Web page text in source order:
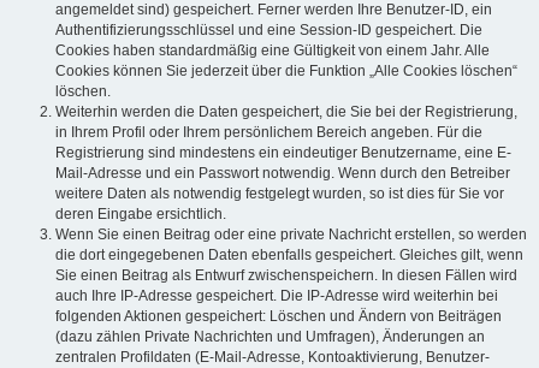
angemeldet sind) gespeichert. Ferner werden Ihre Benutzer-ID, ein
Authentifizierungsschlüssel und eine Session-ID gespeichert. Die
Cookies haben standardmäßig eine Gültigkeit von einem Jahr. Alle
Cookies können Sie jederzeit über die Funktion „Alle Cookies löschen“
löschen.
Weiterhin werden die Daten gespeichert, die Sie bei der Registrierung,
in Ihrem Profil oder Ihrem persönlichem Bereich angeben. Für die
Registrierung sind mindestens ein eindeutiger Benutzername, eine E-
Mail-Adresse und ein Passwort notwendig. Wenn durch den Betreiber
weitere Daten als notwendig festgelegt wurden, so ist dies für Sie vor
deren Eingabe ersichtlich.
Wenn Sie einen Beitrag oder eine private Nachricht erstellen, so werden
die dort eingegebenen Daten ebenfalls gespeichert. Gleiches gilt, wenn
Sie einen Beitrag als Entwurf zwischenspeichern. In diesen Fällen wird
auch Ihre IP-Adresse gespeichert. Die IP-Adresse wird weiterhin bei
folgenden Aktionen gespeichert: Löschen und Ändern von Beiträgen
(dazu zählen Private Nachrichten und Umfragen), Änderungen an
zentralen Profildaten (E-Mail-Adresse, Kontoaktivierung, Benutzer-